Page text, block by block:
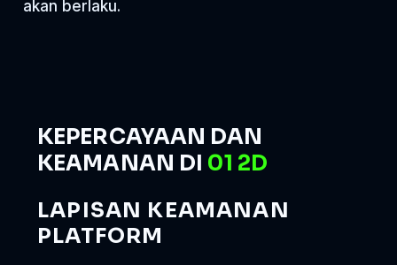
akan berlaku.
KEPERCAYAAN DAN
KEAMANAN DI 01 2D
LAPISAN KEAMANAN
PLATFORM